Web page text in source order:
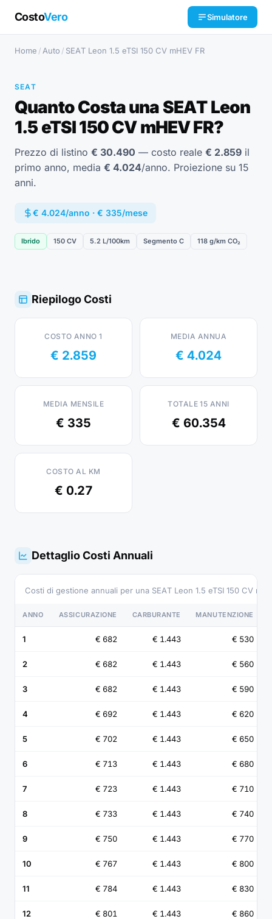
CostoVero Simulatore
Home / Auto / SEAT Leon 1.5 eTSI 150 CV mHEV FR
SEAT
Quanto Costa una SEAT Leon
1.5 eTSI 150 CV mHEV FR?
Prezzo di listino € 30.490 — costo reale € 2.859 il
primo anno, media € 4.024/anno. Proiezione su 15
anni.
€ 4.024/anno · € 335/mese
Ibrido 150 CV 5.2 L/100km Segmento C 118 g/km CO₂
Riepilogo Costi
COSTO ANNO 1
€ 2.859
MEDIA ANNUA
€ 4.024
MEDIA MENSILE
€ 335
TOTALE 15 ANNI
€ 60.354
COSTO AL KM
€ 0.27
Dettaglio Costi Annuali
Costi di gestione annuali per una SEAT Leon 1.5 eTSI 150 CV
ANNO ASSICURAZIONE CARBURANTE MANUTENZIONE
1 € 682 € 1.443 € 530
2 € 682 € 1.443 € 560
3 € 682 € 1.443 € 590
4 € 692 € 1.443 € 620
5 € 702 € 1.443 € 650
6 € 713 € 1.443 € 680
7 € 723 € 1.443 € 710
8 € 733 € 1.443 € 740
9 € 750 € 1.443 € 770
10 € 767 € 1.443 € 800
11 € 784 € 1.443 € 830
12 € 801 € 1.443 € 860